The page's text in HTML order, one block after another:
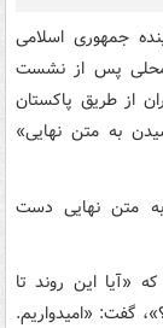
جمهوری اسلامی
محلی پس از نشست
از طریق پاکستان
به متن نهایی»
متن نهایی دست
«آیا این روند تا
گفت: «امیدواریم.